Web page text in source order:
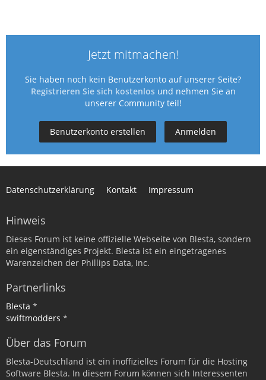
Jetzt mitmachen!
Sie haben noch kein Benutzerkonto auf unserer Seite?
Registrieren Sie sich kostenlos und nehmen Sie an
unserer Community teil!
Benutzerkonto erstellen Anmelden
Datenschutzerklärung Kontakt Impressum
Hinweis
Dieses Forum ist keine offizielle Webseite von Blesta, sondern
ein eigenständiges Projekt. Blesta ist ein eingetragenes
Warenzeichen der Phillips Data, Inc.
Partnerlinks
Blesta *
swiftmodders *
Über das Forum
Blesta-Deutschland ist ein inoffizielles Forum für die Hosting
Software Blesta. In diesem Forum können sich Interessenten